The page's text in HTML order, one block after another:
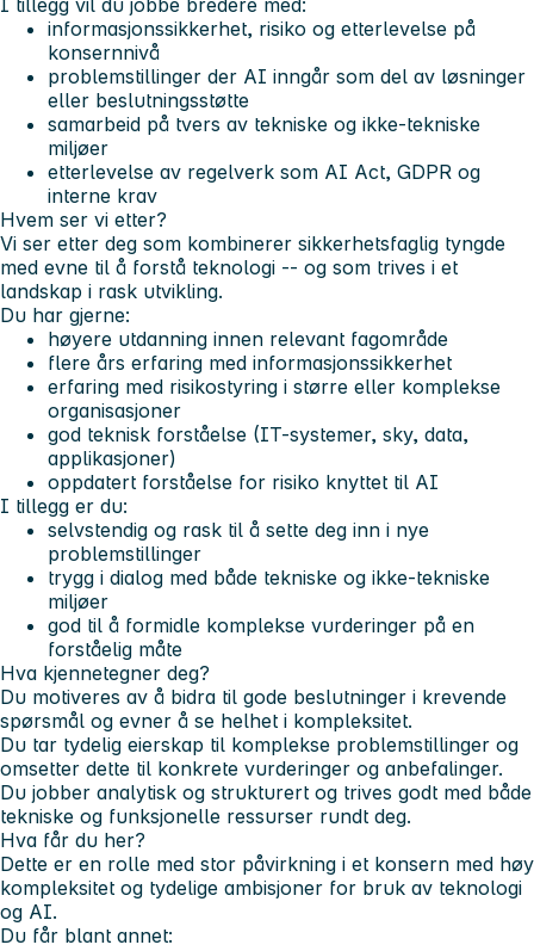
I tillegg vil du jobbe bredere med:
informasjonssikkerhet, risiko og etterlevelse på
konsernnivå
problemstillinger der AI inngår som del av løsninger
eller beslutningsstøtte
samarbeid på tvers av tekniske og ikke-tekniske
miljøer
etterlevelse av regelverk som AI Act, GDPR og
interne krav
Hvem ser vi etter?
Vi ser etter deg som kombinerer sikkerhetsfaglig tyngde
med evne til å forstå teknologi -- og som trives i et
landskap i rask utvikling.
Du har gjerne:
høyere utdanning innen relevant fagområde
flere års erfaring med informasjonssikkerhet
erfaring med risikostyring i større eller komplekse
organisasjoner
god teknisk forståelse (IT-systemer, sky, data,
applikasjoner)
oppdatert forståelse for risiko knyttet til AI
I tillegg er du:
selvstendig og rask til å sette deg inn i nye
problemstillinger
trygg i dialog med både tekniske og ikke-tekniske
miljøer
god til å formidle komplekse vurderinger på en
forståelig måte
Hva kjennetegner deg?
Du motiveres av å bidra til gode beslutninger i krevende
spørsmål og evner å se helhet i kompleksitet.
Du tar tydelig eierskap til komplekse problemstillinger og
omsetter dette til konkrete vurderinger og anbefalinger.
Du jobber analytisk og strukturert og trives godt med både
tekniske og funksjonelle ressurser rundt deg.
Hva får du her?
Dette er en rolle med stor påvirkning i et konsern med høy
kompleksitet og tydelige ambisjoner for bruk av teknologi
og AI.
Du får blant annet: